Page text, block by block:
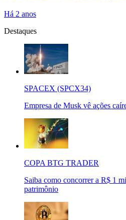
Há 2 anos
Destaques
SPACEX (SPCX34)
Empresa de Musk vê ações
COPA BTG TRADER
Saiba como concorrer a R$ 1
patrimônio